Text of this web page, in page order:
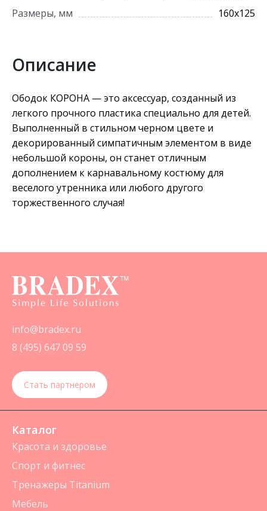
Размеры, мм
160х125
Описание
Ободок КОРОНА — это аксессуар, созданный из
легкого прочного пластика специально для детей.
Выполненный в стильном черном цвете и
декорированный симпатичным элементом в виде
небольшой короны, он станет отличным
дополнением к карнавальному костюму для
веселого утренника или любого другого
торжественного случая!
info@bradex.ru
8 (495) 647 09 59
Стать партнером
Каталог
Красота и здоровье
Спорт и фитнес
Тренажеры Titanium
Мебель